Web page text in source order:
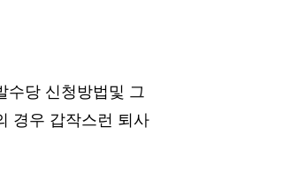
수당 신청방법및 그
경우 갑작스런 퇴사